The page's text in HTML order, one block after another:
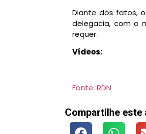
Diante dos fatos,
delegacia, com o
requer.
Vídeos:
Fonte: RDN
Compartilhe este